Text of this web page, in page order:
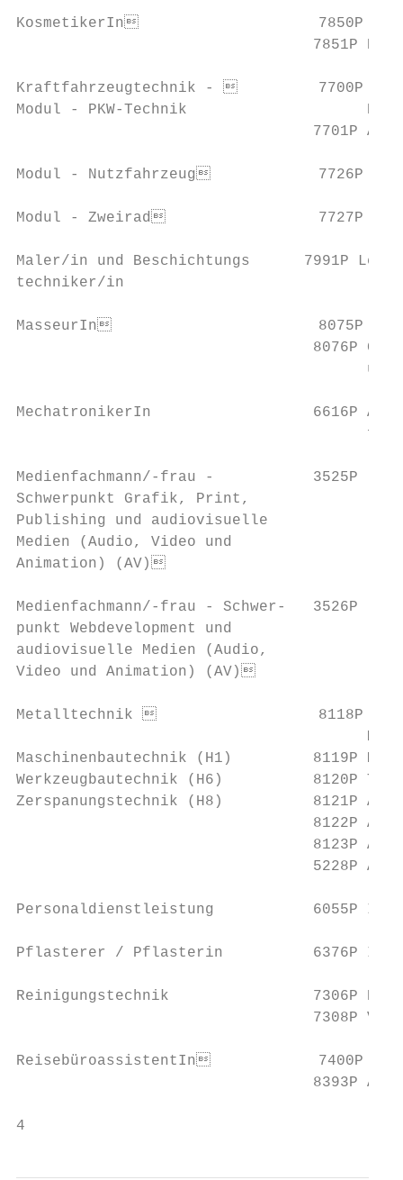
KosmetikerIn                    7850P
7851P
Kraftfahrzeugtechnik -          7700P
Modul - PKW-Technik
7701P
Modul - Nutzfahrzeug            7726P
Modul - Zweirad
Maler/in und Beschichtungs­      7991P
techniker/in
MasseurIn                       8075P
8076P
und
MechatronikerIn                  6616P
Medienfachmann/-frau -           3525P    	Lehrgang Medienfachmann/-frau Schwerpunkt Grafik, Print                    38
Schwerpunkt Grafik, Print,
Publishing und audiovisuelle
Medien (Audio, Video und
Animation) (AV)
Medienfachmann/-frau - Schwer-   3526P    	Lehrgang Medienfachmann/-frau Schwerpunkt Webdevelopment                   39
punkt Webdevelopment und
audiovisuelle Medien (Audio,
Video und Animation) (AV)
Metalltechnik                   8118P
Maschinenbautechnik (H1)         8119P
Werkzeugbautechnik (H6)          8120P
Zerspanungstechnik (H8)          8121P
8122P
8123P
5228P
Personaldienstleistung
Pflasterer / Pflasterin          6376P
Reinigungstechnik                7306P
7308P
ReisebüroassistentIn            7400P
8393P
4